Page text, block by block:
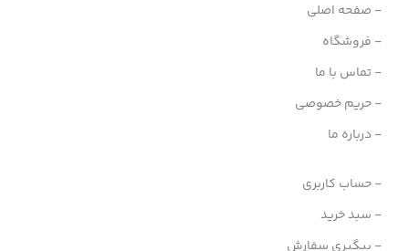
- صفحه اصلی
- فروشگاه
- تماس با ما
- حریم خصوصی
- درباره ما
- حساب کاربری
- سبد خرید
- پیگیری سفارش